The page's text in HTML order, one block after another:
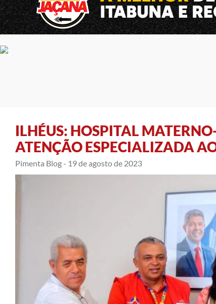
ILHÉUS: HOSPITAL
ATENÇÃO ESPECIALIZADA
Pimenta Blog - 19 de agosto de 2023